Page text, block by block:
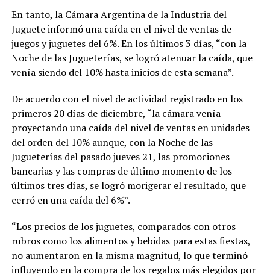
En tanto, la Cámara Argentina de la Industria del
Juguete informó una caída en el nivel de ventas de
juegos y juguetes del 6%. En los últimos 3 días, “con la
Noche de las Jugueterías, se logró atenuar la caída, que
venía siendo del 10% hasta inicios de esta semana”.
De acuerdo con el nivel de actividad registrado en los
primeros 20 días de diciembre, “la cámara venía
proyectando una caída del nivel de ventas en unidades
del orden del 10% aunque, con la Noche de las
Jugueterías del pasado jueves 21, las promociones
bancarias y las compras de último momento de los
últimos tres días, se logró morigerar el resultado, que
cerró en una caída del 6%”.
“Los precios de los juguetes, comparados con otros
rubros como los alimentos y bebidas para estas fiestas,
no aumentaron en la misma magnitud, lo que terminó
influyendo en la compra de los regalos más elegidos por